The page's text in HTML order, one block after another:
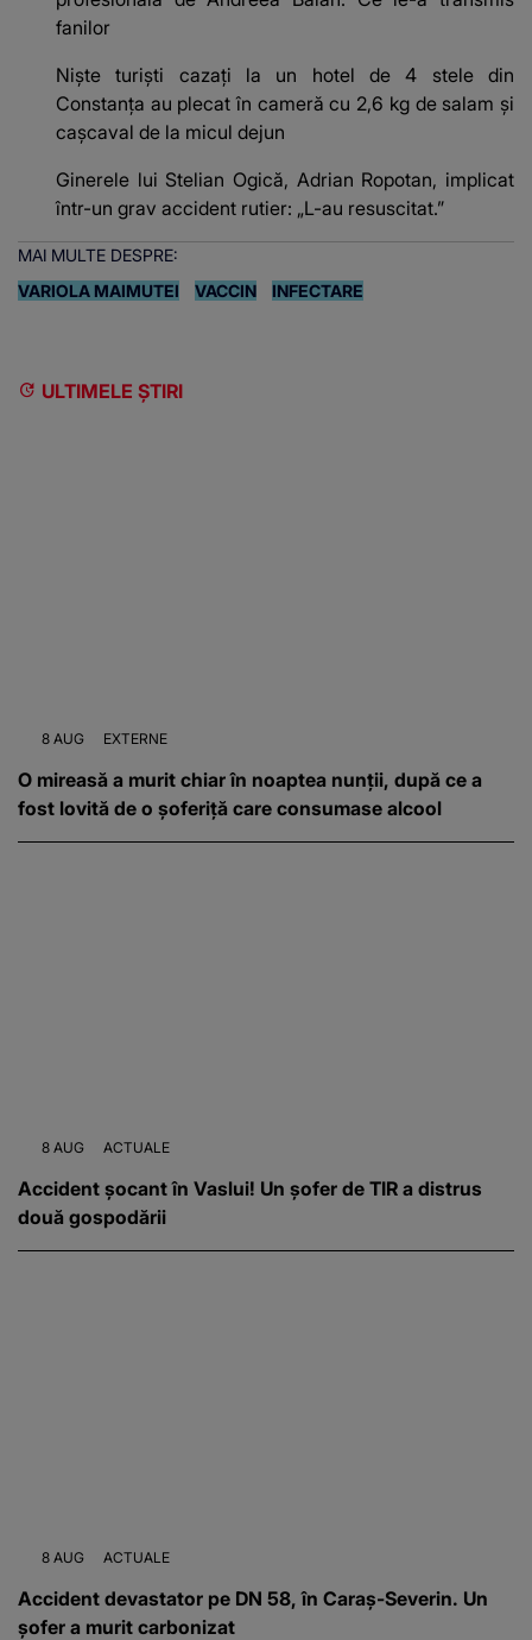
fanilor
Niște turiști cazați la un hotel de 4 stele din
Constanța au plecat în cameră cu 2,6 kg de salam și
cașcaval de la micul dejun
Ginerele lui Stelian Ogică, Adrian Ropotan, implicat
într-un grav accident rutier: „L-au resuscitat.”
MAI MULTE DESPRE:
VARIOLA MAIMUTEI
VACCIN INFECTARE
ULTIMELE ȘTIRI
8 AUG EXTERNE
O mireasă a murit chiar în noaptea nunții, după ce a
fost lovită de o șoferiță care consumase alcool
8 AUG ACTUALE
Accident șocant în Vaslui! Un șofer de TIR a distrus
două gospodării
8 AUG ACTUALE
Accident devastator pe DN 58, în Caraș-Severin. Un
șofer a murit carbonizat